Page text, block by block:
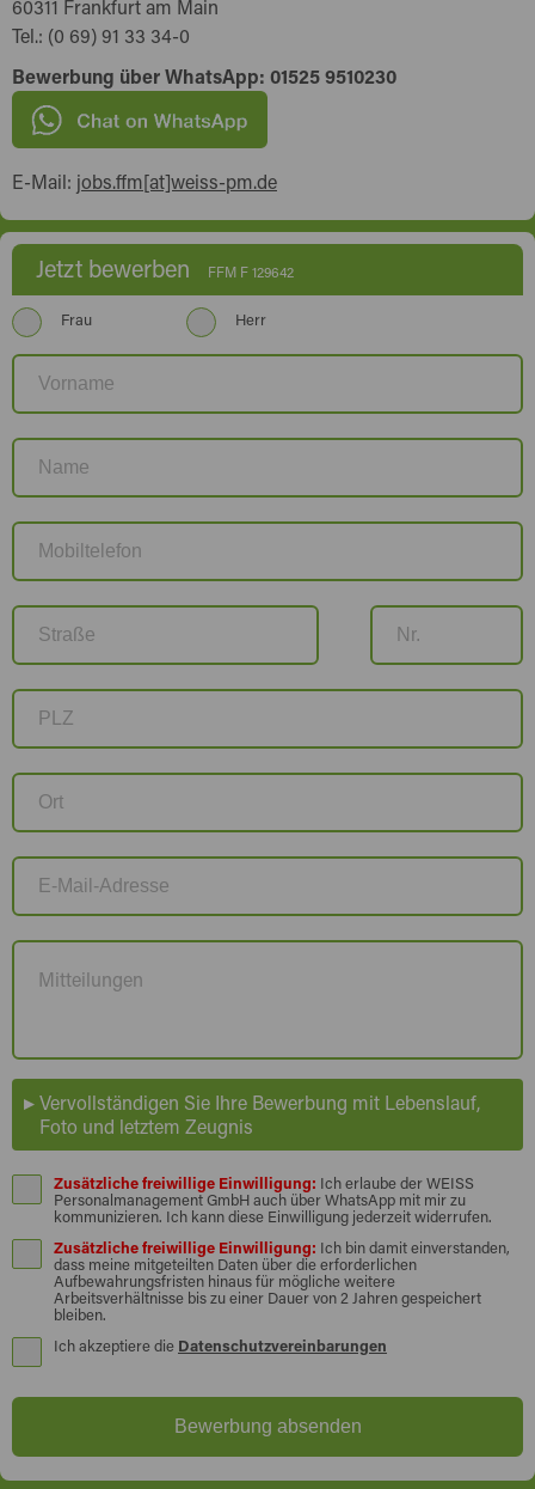
60311 Frankfurt am Main
Tel.: (0 69) 91 33 34-0
Bewerbung über WhatsApp: 01525 9510230
E-Mail: jobs.ffm[at]weiss-pm.de
Jetzt bewerben FFM F 129642
Frau Herr
Vervollständigen Sie Ihre Bewerbung mit Lebenslauf,
Foto und letztem Zeugnis
Zusätzliche freiwillige Einwilligung: Ich erlaube der WEISS
Personalmanagement GmbH auch über WhatsApp mit mir zu
kommunizieren. Ich kann diese Einwilligung jederzeit widerrufen.
Zusätzliche freiwillige Einwilligung: Ich bin damit einverstanden,
dass meine mitgeteilten Daten über die erforderlichen
Aufbewahrungsfristen hinaus für mögliche weitere
Arbeitsverhältnisse bis zu einer Dauer von 2 Jahren gespeichert
bleiben.
Ich akzeptiere die Datenschutzvereinbarungen
Bewerbung absenden